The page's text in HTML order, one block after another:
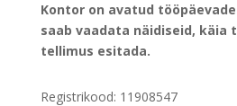
Kontor on avatud
saab vaadata näidiseid, käia
tellimus esitada.
Registrikood: 11908547